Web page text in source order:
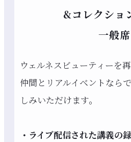
&コレクショ
一般席
ウェルネスビューティーを
仲間とリアルイベントなら
しみいただけます。
・ライブ配信された講義の